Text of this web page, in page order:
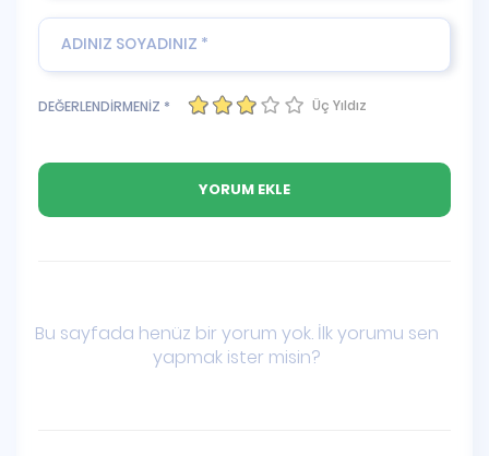
DEĞERLENDİRMENİZ * Üç Yıldız
Bu sayfada henüz bir yorum yok. İlk yorumu sen
yapmak ister misin?